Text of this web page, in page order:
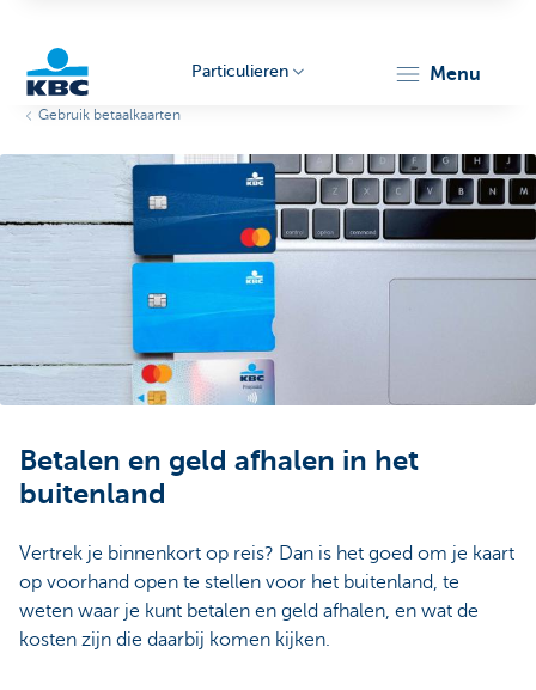
Particulieren menu
Gebruik betaalkaarten
Betalen en geld afhalen in het
buitenland
Vertrek je binnenkort op reis? Dan is het goed om je kaart
op voorhand open te stellen voor het buitenland, te
weten waar je kunt betalen en geld afhalen, en wat de
kosten zijn die daarbij komen kijken.